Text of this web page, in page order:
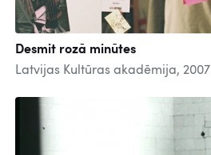
Desmit rozā minūtes
Latvijas Kultūras akadēmija, 2007